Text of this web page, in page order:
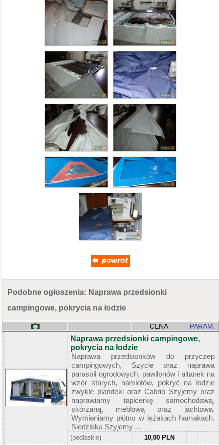
Podobne ogłoszenia: Naprawa przedsionki
campingowe, pokrycia na łodzie
CENA PARAM.
Naprawa przedsionki campingowe,
pokrycia na łodzie
Naprawa przedsionków do przyczep
campingowych, Szycie oraz naprawa
parasoli ogrodowych, pawilonów i altanek na
wzór starych, namiotów, pokryć na łodzie
zwykle plandeki oraz Cabrio Szyjemy oraz
naprawiamy tapicerkę samochodową,
skórzaną, meblową oraz jachtowa.
Wymieniamy płótno w leżakach hamakach.
Siedziska Szyjemy ...
(podlaskie) 10,00 PLN